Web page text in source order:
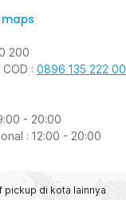
200
: 0896 135 222 00
- 20:00
: 12:00 - 20:00
pickup di kota lainnya